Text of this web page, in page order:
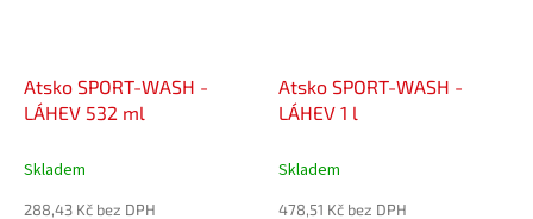
Atsko SPORT-WASH -
LÁHEV 532 ml
Skladem
288,43 Kč bez DPH
Atsko SPORT-WASH -
LÁHEV 1 l
Skladem
478,51 Kč bez DPH